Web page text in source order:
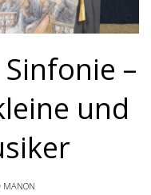
–
und
MANON